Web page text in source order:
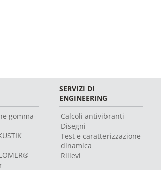
gomma-
SERVIZI DI
ENGINEERING
Calcoli antivibranti
Disegni
Test e caratterizzazione
dinamica
Rilievi